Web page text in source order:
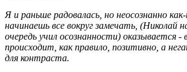
Я и раньше радовалась, но неосознанно
начинаешь все вокруг замечать, (Николай
очередь учил осознанности) оказывается -
происходит, как правило, позитивно, а
для контраста.